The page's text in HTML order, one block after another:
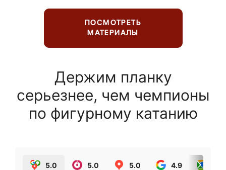
ПОСМОТРЕТЬ
МАТЕРИАЛЫ
Держим планку
серьезнее, чем чемпионы
по фигурному катанию
5.0 5.0 5.0 4.9